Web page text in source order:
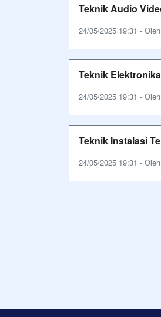
Teknik Audio
24/05/2025 19:31 -
Teknik
24/05/2025 19:31 -
Teknik Instalasi
24/05/2025 19:31 -